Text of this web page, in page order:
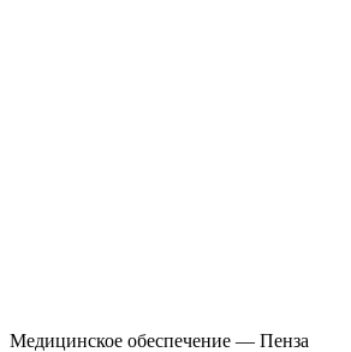
Медицинское обеспечение — Пенза